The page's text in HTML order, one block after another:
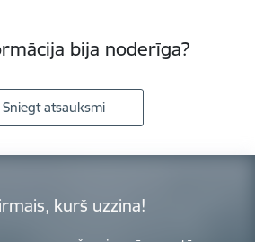
bija noderīga?
Sniegt atsauksmi
kurš uzzina!